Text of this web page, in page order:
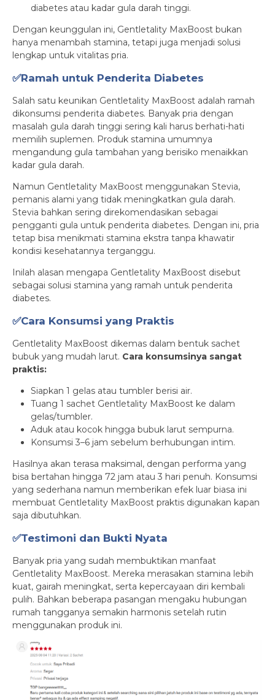
diabetes atau kadar gula darah tinggi.
Dengan keunggulan ini, Gentletality MaxBoost bukan
hanya menambah stamina, tetapi juga menjadi solusi
lengkap untuk vitalitas pria.
✅Ramah untuk Penderita Diabetes
Salah satu keunikan Gentletality MaxBoost adalah ramah
dikonsumsi penderita diabetes. Banyak pria dengan
masalah gula darah tinggi sering kali harus berhati-hati
memilih suplemen. Produk stamina umumnya
mengandung gula tambahan yang berisiko menaikkan
kadar gula darah.
Namun Gentletality MaxBoost menggunakan Stevia,
pemanis alami yang tidak meningkatkan gula darah.
Stevia bahkan sering direkomendasikan sebagai
pengganti gula untuk penderita diabetes. Dengan ini, pria
tetap bisa menikmati stamina ekstra tanpa khawatir
kondisi kesehatannya terganggu.
Inilah alasan mengapa Gentletality MaxBoost disebut
sebagai solusi stamina yang ramah untuk penderita
diabetes.
✅Cara Konsumsi yang Praktis
Gentletality MaxBoost dikemas dalam bentuk sachet
bubuk yang mudah larut. Cara konsumsinya sangat
praktis:
Siapkan 1 gelas atau tumbler berisi air.
Tuang 1 sachet Gentletality MaxBoost ke dalam
gelas/tumbler.
Aduk atau kocok hingga bubuk larut sempurna.
Konsumsi 3–6 jam sebelum berhubungan intim.
Hasilnya akan terasa maksimal, dengan performa yang
bisa bertahan hingga 72 jam atau 3 hari penuh. Konsumsi
yang sederhana namun memberikan efek luar biasa ini
membuat Gentletality MaxBoost praktis digunakan kapan
saja dibutuhkan.
✅Testimoni dan Bukti Nyata
Banyak pria yang sudah membuktikan manfaat
Gentletality MaxBoost. Mereka merasakan stamina lebih
kuat, gairah meningkat, serta kepercayaan diri kembali
pulih. Bahkan beberapa pasangan mengaku hubungan
rumah tangganya semakin harmonis setelah rutin
menggunakan produk ini.